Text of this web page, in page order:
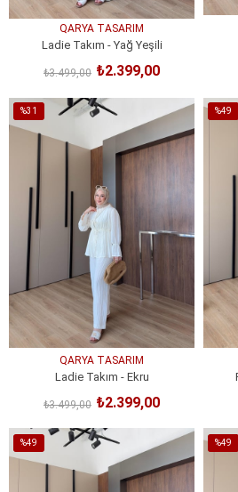
QARYA TASARIM
Ladie Takım - Yağ Yeşili
₺2.399,00
₺3.499,00
%31
İndirim
QARYA TASARIM
Ladie Takım - Ekru
₺2.399,00
₺3.499,00
SEPETE EKLE
%49
%49
İndirim
%49